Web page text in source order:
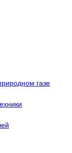
газе